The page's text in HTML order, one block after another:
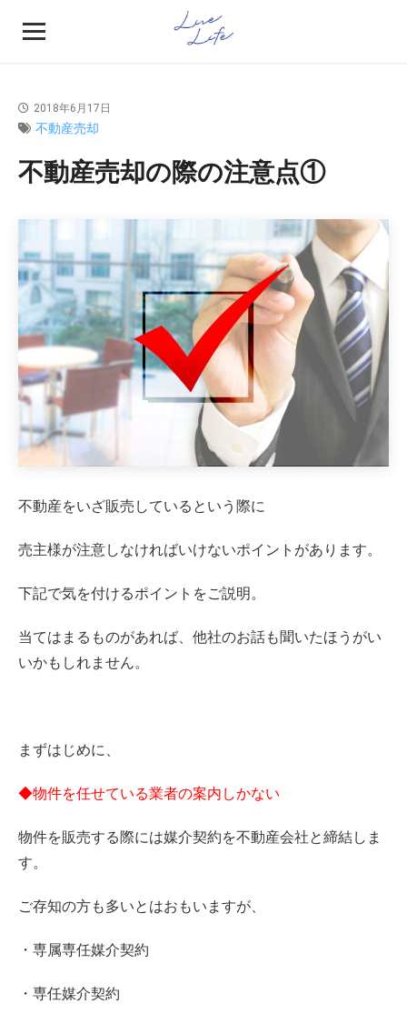
2018年6月17日
不動産売却
不動産売却の際の注意点①
不動産をいざ販売しているという際に
売主様が注意しなければいけないポイントがあります。
下記で気を付けるポイントをご説明。
当てはまるものがあれば、他社のお話も聞いたほうがい
いかもしれません。
まずはじめに、
◆物件を任せている業者の案内しかない
物件を販売する際には媒介契約を不動産会社と締結しま
す。
ご存知の方も多いとはおもいますが、
・専属専任媒介契約
・専任媒介契約